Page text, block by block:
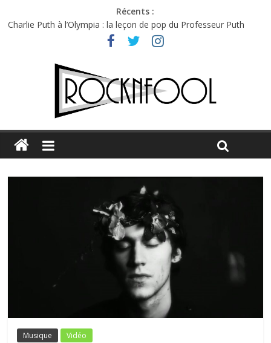
Récents :
Charlie Puth à l’Olympia : la leçon de pop du Professeur Puth
Festival Triptyque : un nouveau festival de musique indépendant
Hellfest 2026 vendredi : température et émotions en hausse
Hellfest 2026 jeudi : impossible de choisir entre chaleur et bonne
Première édition du Midgard Festival : entre bière, métal et
Musique Vidéo